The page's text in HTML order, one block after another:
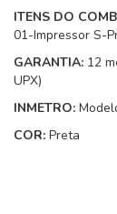
ITENS DO
01-Impressor S-
GARANTIA: 12
UPX)
INMETRO:
COR: Preta